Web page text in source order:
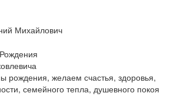
Михайлович
рождения, желаем счастья, здоровья,
семейного тепла, душевного покоя